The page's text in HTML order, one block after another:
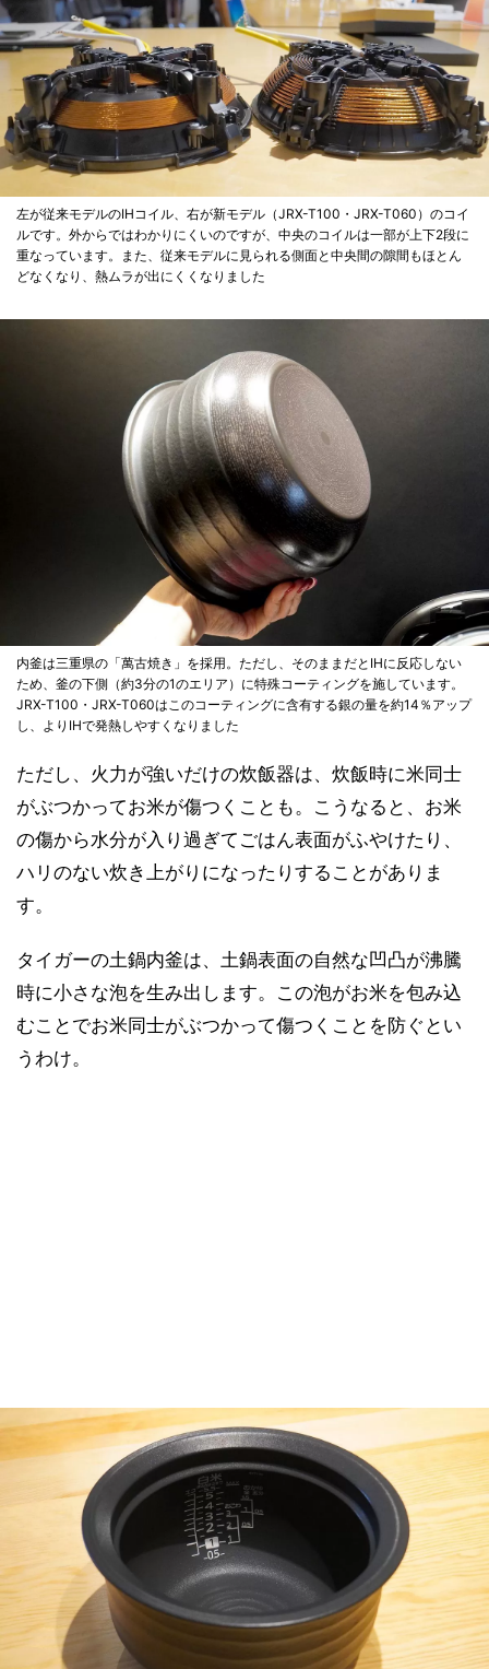
左が従来モデルのIHコイル、右が新モデル（JRX-T100・JRX-T060）のコイ
ルです。外からではわかりにくいのですが、中央のコイルは一部が上下2段に
重なっています。また、従来モデルに見られる側面と中央間の隙間もほとん
どなくなり、熱ムラが出にくくなりました
内釜は三重県の「萬古焼き」を採用。ただし、そのままだとIHに反応しない
ため、釜の下側（約3分の1のエリア）に特殊コーティングを施しています。
JRX-T100・JRX-T060はこのコーティングに含有する銀の量を約14％アップ
し、よりIHで発熱しやすくなりました
ただし、火力が強いだけの炊飯器は、炊飯時に米同士
がぶつかってお米が傷つくことも。こうなると、お米
の傷から水分が入り過ぎてごはん表面がふやけたり、
ハリのない炊き上がりになったりすることがありま
す。
タイガーの土鍋内釜は、土鍋表面の自然な凹凸が沸騰
時に小さな泡を生み出します。この泡がお米を包み込
むことでお米同士がぶつかって傷つくことを防ぐとい
うわけ。